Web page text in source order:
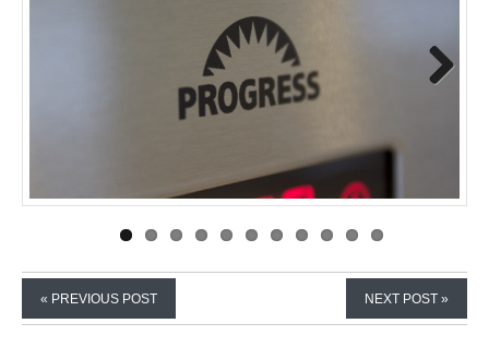
« PREVIOUS POST NEXT POST »